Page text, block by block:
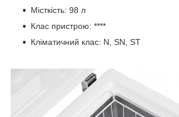
Місткість: 98 л
Клас пристрою: ****
Кліматичний клас: N, SN, ST